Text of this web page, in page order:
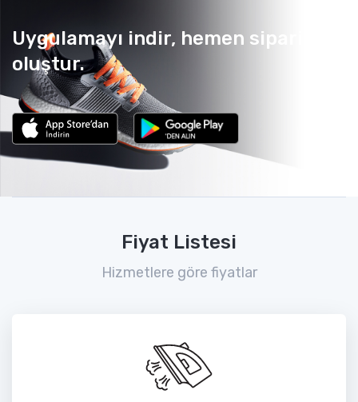
Uygulamayı indir, hemen sipariş
oluştur.
Fiyat Listesi
Hizmetlere göre fiyatlar